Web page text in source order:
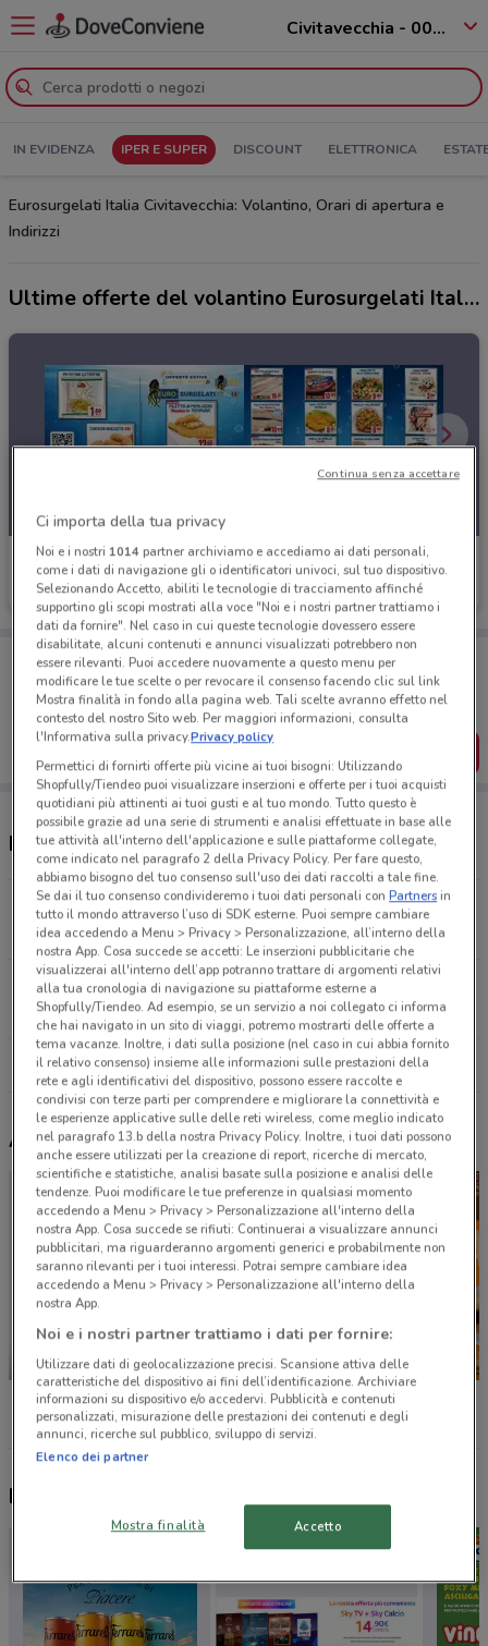
Civitavecchia - 00053
IN EVIDENZA IPER E SUPER DISCOUNT ELETTRONICA
Eurosurgelati Italia Civitavecchia: Volantino, Orari di apertura e
Indirizzi
Ultime offerte del volantino Eurosurgelati Italia
Eurosurgelati Italia
Scade il 31/08
Porta DoveConviene sempre con te!
Puoi trovare le migliori offerte dei negozi vicino a te,
salvarle e creare la tua lista del risparmio, comodamente
dal tuo cellulare.
Negozi Eurosurgelati Italia a Civitavecchia
Via Aurelia Sud 30/A Civitavecchia
2.2 km
Via Braccianese Claudia 8-14 bracciano
27.2 km
CHIUSO
Tutti i negozi Eurosurgelati Italia
Altri volantini nelle vicinanze
-2 GIORNI
Conad Superstore
-2 GIORNI
Conad
Nuovi prodotti da provare
Ci importa della tua privacy
Noi e i nostri 1014partner archiviamo e accediamo ai dati personali,
come i dati di navigazione gli o identificatori univoci, sul tuo dispositivo.
Selezionando Accetto, abiliti le tecnologie di tracciamento affinché
supportino gli scopi mostrati alla voce "Noi e i nostri partner trattiamo i
dati da fornire". Nel caso in cui queste tecnologie dovessero essere
disabilitate, alcuni contenuti e annunci visualizzati potrebbero non
essere rilevanti. Puoi accedere nuovamente a questo menu per
modificare le tue scelte o per revocare il consenso facendo clic sul link
Mostra finalità in fondo alla pagina web. Tali scelte avranno effetto nel
contesto del nostro Sito web. Per maggiori informazioni, consulta
l'Informativa sulla privacy.Privacy policy
Permettici di fornirti offerte più vicine ai tuoi bisogni: Utilizzando
Shopfully/Tiendeo puoi visualizzare inserzioni e offerte per i tuoi acquisti
quotidiani più attinenti ai tuoi gusti e al tuo mondo. Tutto questo è
possibile grazie ad una serie di strumenti e analisi effettuate in base alle
tue attività all'interno dell'applicazione e sulle piattaforme collegate,
come indicato nel paragrafo 2 della Privacy Policy. Per fare questo,
abbiamo bisogno del tuo consenso sull'uso dei dati raccolti a tale fine.
Se dai il tuo consenso condivideremo i tuoi dati personali conPartnersin
tutto il mondo attraverso l’uso di SDK esterne. Puoi sempre cambiare
idea accedendo a Menu > Privacy > Personalizzazione, all’interno della
nostra App. Cosa succede se accetti: Le inserzioni pubblicitarie che
visualizzerai all'interno dell’app potranno trattare di argomenti relativi
alla tua cronologia di navigazione su piattaforme esterne a
Shopfully/Tiendeo. Ad esempio, se un servizio a noi collegato ci informa
che hai navigato in un sito di viaggi, potremo mostrarti delle offerte a
tema vacanze. Inoltre, i dati sulla posizione (nel caso in cui abbia fornito
il relativo consenso) insieme alle informazioni sulle prestazioni della
rete e agli identificativi del dispositivo, possono essere raccolte e
condivisi con terze parti per comprendere e migliorare la connettività e
le esperienze applicative sulle delle reti wireless, come meglio indicato
nel paragrafo 13.b della nostra Privacy Policy. Inoltre, i tuoi dati possono
anche essere utilizzati per la creazione di report, ricerche di mercato,
scientifiche e statistiche, analisi basate sulla posizione e analisi delle
tendenze. Puoi modificare le tue preferenze in qualsiasi momento
accedendo a Menu > Privacy > Personalizzazione all'interno della
nostra App. Cosa succede se rifiuti: Continuerai a visualizzare annunci
pubblicitari, ma riguarderanno argomenti generici e probabilmente non
saranno rilevanti per i tuoi interessi. Potrai sempre cambiare idea
accedendo a Menu > Privacy > Personalizzazione all'interno della
nostra App.
Noi e i nostri partner trattiamo i dati per fornire:
Utilizzare dati di geolocalizzazione precisi. Scansione attiva delle
caratteristiche del dispositivo ai fini dell’identificazione. Archiviare
informazioni su dispositivo e/o accedervi. Pubblicità e contenuti
personalizzati, misurazione delle prestazioni dei contenuti e degli
annunci, ricerche sul pubblico, sviluppo di servizi.
Elenco dei partner
Mostra finalità Accetto
Continua senza accettare